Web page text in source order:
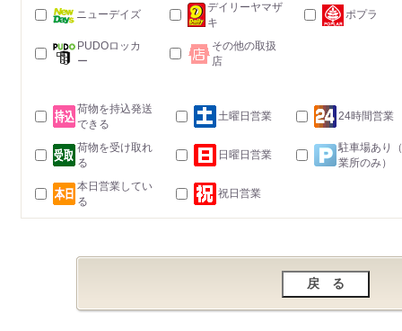
ニューデイズ
デイリーヤマザ
キ
ポプラ
PUDOロッカ
ー
その他の取扱
店
荷物を持込発送
できる
土曜日営業 24時間営業
荷物を受け取れ
る
日曜日営業
駐車場あり
業所のみ）
本日営業してい
る
祝日営業